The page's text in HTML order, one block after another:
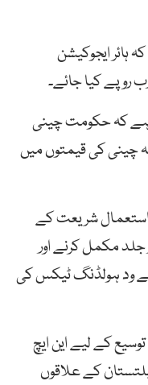
ہائر ایجوکیشن
کہ حکومت چینی
چینی کی قیمتوں میں
استعمال شریعت کے
جلد مکمل کرنے اور
ود ہولڈنگ ٹیکس کی
کے لیے این ایچ
کے علاقوں